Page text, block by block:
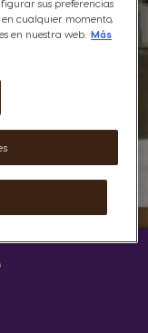
sus preferencias
en cualquier momento,
en nuestra web. Más